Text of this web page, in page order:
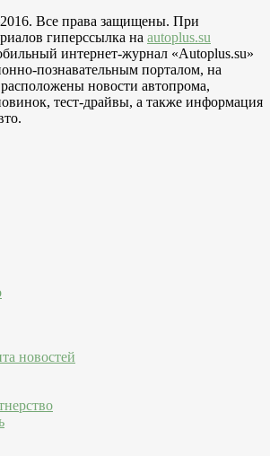
Все права защищены. При
гиперссылка на autoplus.su
интернет-журнал «Autoplus.su»
познавательным порталом, на
новости автопрома,
тест-драйвы, а также информация
новостей